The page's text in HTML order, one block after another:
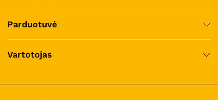
Parduotuvė
Vartotojas